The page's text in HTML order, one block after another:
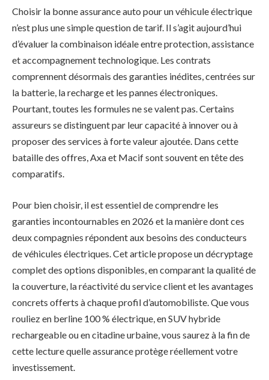
Choisir la bonne assurance auto pour un véhicule électrique
n’est plus une simple question de tarif. Il s’agit aujourd’hui
d’évaluer la combinaison idéale entre protection, assistance
et accompagnement technologique. Les contrats
comprennent désormais des garanties inédites, centrées sur
la batterie, la recharge et les pannes électroniques.
Pourtant, toutes les formules ne se valent pas. Certains
assureurs se distinguent par leur capacité à innover ou à
proposer des services à forte valeur ajoutée. Dans cette
bataille des offres, Axa et Macif sont souvent en tête des
comparatifs.
Pour bien choisir, il est essentiel de comprendre les
garanties incontournables en 2026 et la manière dont ces
deux compagnies répondent aux besoins des conducteurs
de véhicules électriques. Cet article propose un décryptage
complet des options disponibles, en comparant la qualité de
la couverture, la réactivité du service client et les avantages
concrets offerts à chaque profil d’automobiliste. Que vous
rouliez en berline 100 % électrique, en SUV hybride
rechargeable ou en citadine urbaine, vous saurez à la fin de
cette lecture quelle assurance protège réellement votre
investissement.